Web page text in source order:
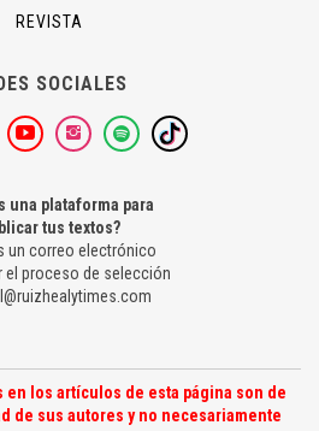
REVISTA
SOCIALES
una plataforma para
tus textos?
un correo electrónico
el proceso de selección
en los artículos de esta página son de
de sus autores y no necesariamente